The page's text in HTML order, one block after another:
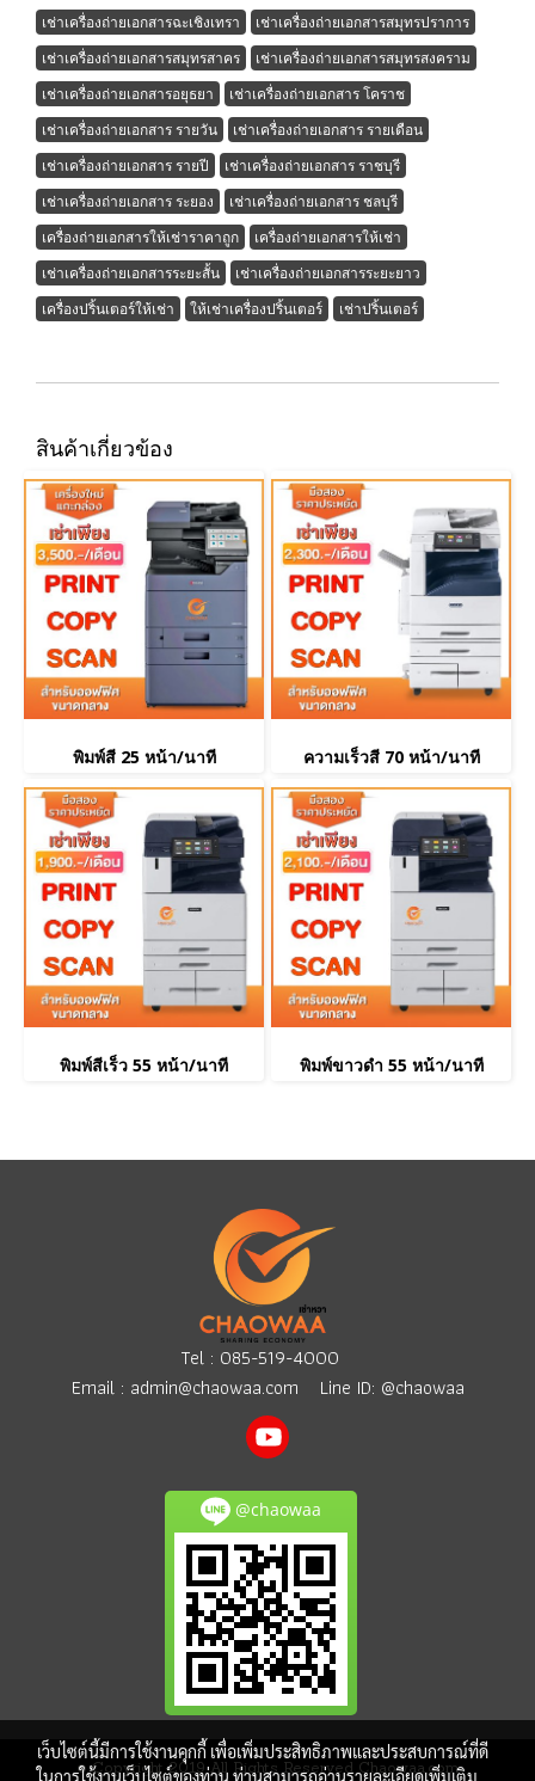
เช่าเครื่องถ่ายเอกสารฉะเชิงเทรา
เช่าเครื่องถ่ายเอกสารสมุทรปราการ
เช่าเครื่องถ่ายเอกสารสมุทรสาคร
เช่าเครื่องถ่ายเอกสารสมุทรสงคราม
เช่าเครื่องถ่ายเอกสารอยุธยา
เช่าเครื่องถ่ายเอกสาร โคราช
เช่าเครื่องถ่ายเอกสาร รายวัน
เช่าเครื่องถ่ายเอกสาร รายเดือน
เช่าเครื่องถ่ายเอกสาร รายปี
เช่าเครื่องถ่ายเอกสาร ราชบุรี
เช่าเครื่องถ่ายเอกสาร ระยอง
เช่าเครื่องถ่ายเอกสาร ชลบุรี
เครื่องถ่ายเอกสารให้เช่าราคาถูก
เครื่องถ่ายเอกสารให้เช่า
เช่าเครื่องถ่ายเอกสารระยะสั้น
เช่าเครื่องถ่ายเอกสารระยะยาว
เครื่องปริ้นเตอร์ให้เช่า
ให้เช่าเครื่องปริ้นเตอร์ เช่าปริ้นเตอร์
สินค้าเกี่ยวข้อง
พิมพ์สี 25 หน้า/นาที ความเร็วสี 70 หน้า/นาที
พิมพ์สีเร็ว 55 หน้า/นาที พิมพ์ขาวดำ 55 หน้า/นาที
Tel : 085-519-4000
Email : admin@chaowaa.com Line ID: @chaowaa
@chaowaa
© Copyright 2019 All Rights Reserved Chaowaa.com
เว็บไซต์นี้มีการใช้งานคุกกี้ เพื่อเพิ่มประสิทธิภาพและประสบการณ์ที่ดี
ในการใช้งานเว็บไซต์ของท่าน ท่านสามารถอ่านรายละเอียดเพิ่มเติม